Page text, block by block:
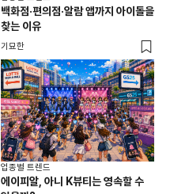
백화점·편의점·알람 앱까지 아이돌을
찾는 이유
기묘한
업종별 트렌드
에이피알, 아니 K뷰티는 영속할 수